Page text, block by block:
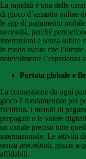
La rapidità è una delle
di gioco d’azzardo online
le app di pagamento
necessità, perché
interruzioni e senza subire
in modo svelto che
notevolmente l’esperienza
Portata globale e
La connessione da ogni
gioco è fondamentale per
facilitata. I metodi di
prepagate e le valute
un canale preciso tutte
internazionale. Le attività
senza precedenti, grazie a
affidabili.